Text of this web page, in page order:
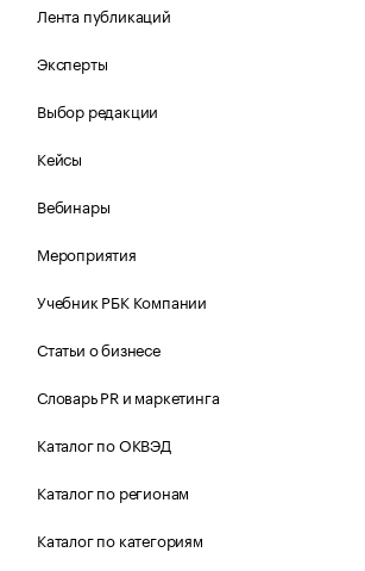
Лента публикаций
Эксперты
Выбор редакции
Кейсы
Вебинары
Мероприятия
Учебник РБК Компании
Статьи о бизнесе
Словарь PR и маркетинга
Каталог по ОКВЭД
Каталог по регионам
Каталог по категориям